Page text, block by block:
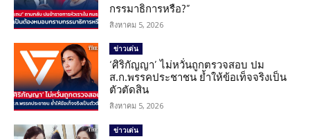
กรรมาธิการหรือ?”
สิงหาคม 5, 2026
ข่าวเด่น
‘ศิริกัญญา’ ไม่หวั่นถูกตรวจสอบ ปม
ส.ก.พรรคประชาชน ย้ำให้ข้อเท็จจริงเป็น
ตัวตัดสิน
สิงหาคม 5, 2026
ข่าวเด่น